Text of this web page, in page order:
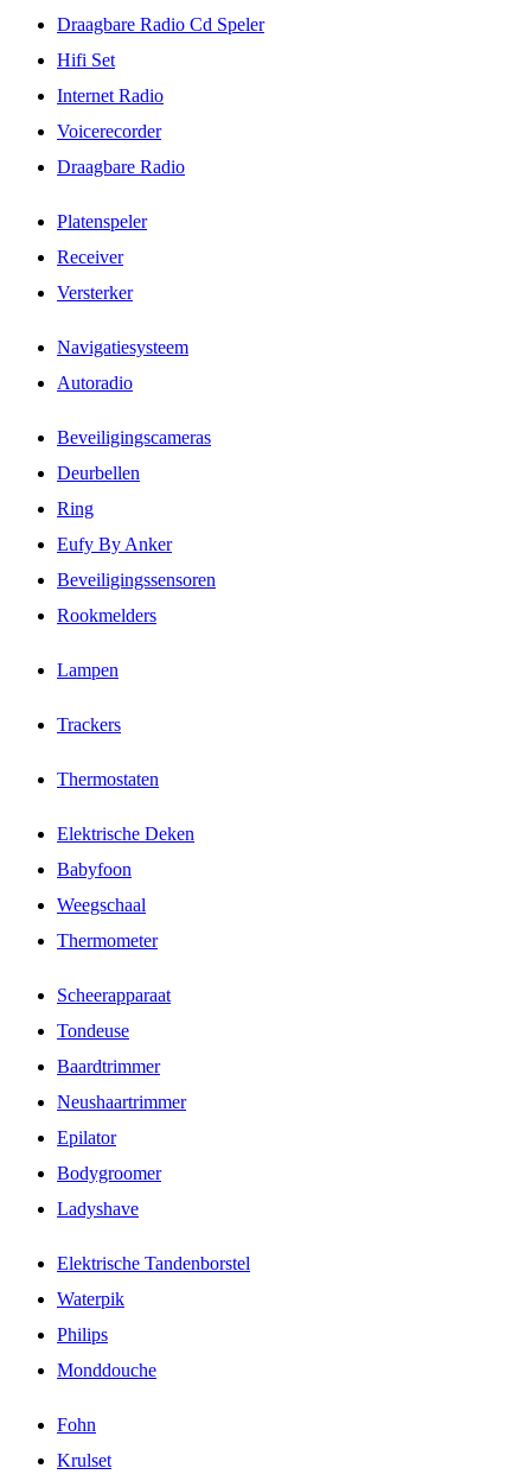
Draagbare Radio Cd Speler
Hifi Set
Internet Radio
Voicerecorder
Draagbare Radio
Platenspeler
Receiver
Versterker
Navigatiesysteem
Autoradio
Beveiligingscameras
Deurbellen
Ring
Eufy By Anker
Beveiligingssensoren
Rookmelders
Lampen
Trackers
Thermostaten
Elektrische Deken
Babyfoon
Weegschaal
Thermometer
Scheerapparaat
Tondeuse
Baardtrimmer
Neushaartrimmer
Epilator
Bodygroomer
Ladyshave
Elektrische Tandenborstel
Waterpik
Philips
Monddouche
Fohn
Krulset